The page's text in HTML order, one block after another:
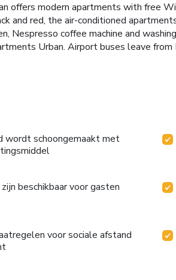
offers modern apartments with free
and red, the air-conditioned
Nespresso coffee machine and
Urban. Airport buses leave
wordt schoongemaakt met
beschikbaar voor gasten
voor sociale afstand